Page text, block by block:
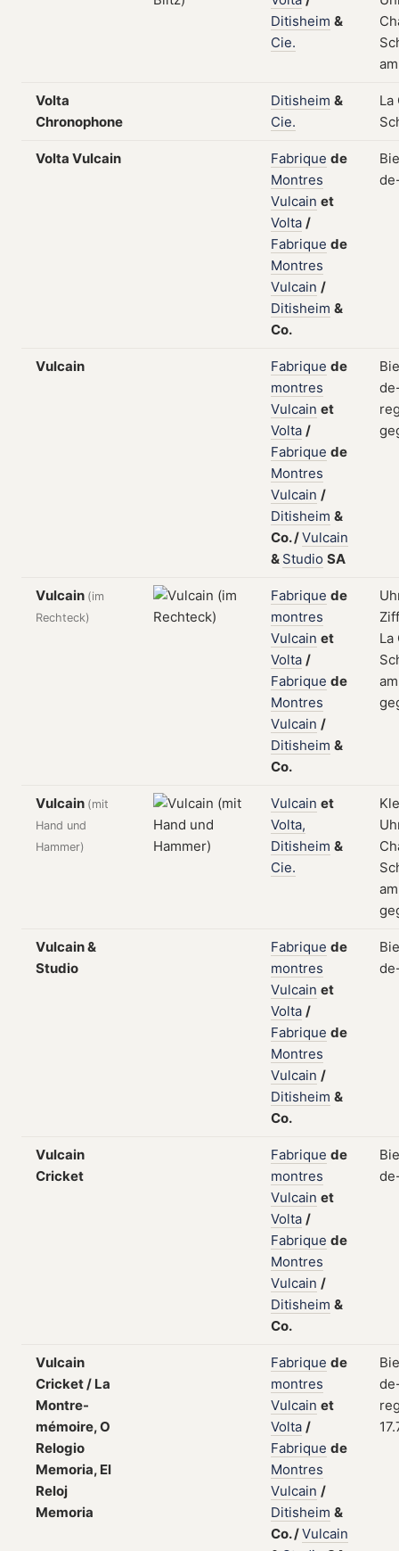
Ditisheim &
Cie.
Volta
Chronophone
Ditisheim &
Cie.
La
Volta Vulcain Fabrique de
Montres
Vulcain et
Volta /
Fabrique de
Montres
Vulcain /
Ditisheim &
Co.
Vulcain Fabrique de
montres
Vulcain et
Volta /
Fabrique de
Montres
Vulcain /
Ditisheim &
Co./Vulcain
& Studio SA
Vulcain (im
Rechteck)
Fabrique de
montres
Vulcain et
Volta /
Fabrique de
Montres
Vulcain /
Ditisheim &
Co.
La
Vulcain (mit
Hand und
Hammer)
Vulcain et
Volta,
Ditisheim &
Cie.
Vulcain &
Studio
Fabrique de
montres
Vulcain et
Volta /
Fabrique de
Montres
Vulcain /
Ditisheim &
Co.
Vulcain
Cricket
Fabrique de
montres
Vulcain et
Volta /
Fabrique de
Montres
Vulcain /
Ditisheim &
Co.
Vulcain
Cricket / La
Montre-
mémoire, O
Relogio
Memoria, El
Reloj
Memoria
Fabrique de
montres
Vulcain et
Volta /
Fabrique de
Montres
Vulcain /
Ditisheim &
Co./Vulcain